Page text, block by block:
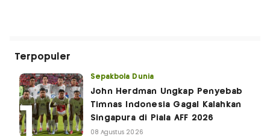
Terpopuler
Sepakbola Dunia
John Herdman Ungkap Penyebab
Timnas Indonesia Gagal Kalahkan
Singapura di Piala AFF 2026
08 Agustus 2026